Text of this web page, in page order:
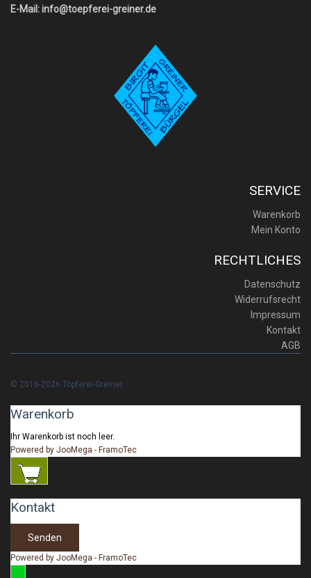
E-Mail:info@toepferei-greiner.de
SERVICE
Warenkorb
Mein Konto
RECHTLICHES
Datenschutz
Widerrufsrecht
Impressum
Kontakt
AGB
© 2016-2026 Töpferei-Greiner
Warenkorb
Ihr Warenkorb ist noch leer.
Powered by JooMega - FramoTec
Kontakt
Senden
Powered by JooMega - FramoTec